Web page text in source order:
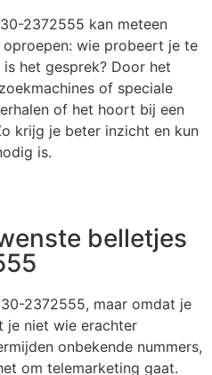
2372555 kan meteen
wie probeert je te
het gesprek? Door het
of speciale
of het hoort bij een
krijg je beter inzicht en kun
is.
belletjes
2372555, maar omdat je
je niet wie erachter
onbekende nummers,
om telemarketing gaat.